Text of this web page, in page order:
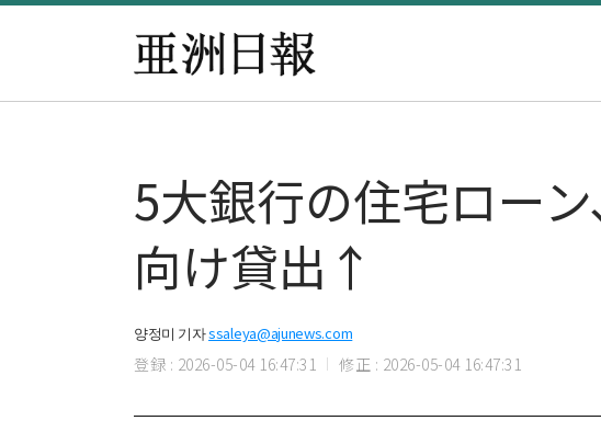
5大銀行の住宅ロー
向け貸出↑
양정미 기자ssaleya@ajunews.com
登録 : 2026-05-04 16:47:31 修正 : 2026-05-04 16:47:31